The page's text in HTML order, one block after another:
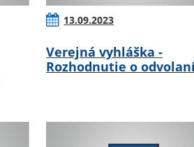
13.09.2023
Verejná vyhláška -
Rozhodnutie o